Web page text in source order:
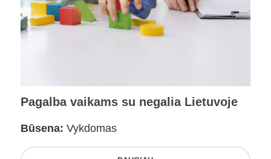
Pagalba vaikams su negalia Lietuvoje
Būsena: Vykdomas